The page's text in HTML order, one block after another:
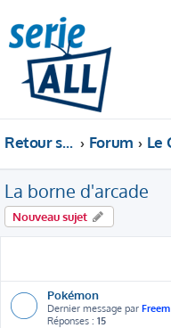
Retour sur le site Forum
La borne d'arcade
Nouveau sujet
Pokémon
Dernier message par Freem
Réponses : 15